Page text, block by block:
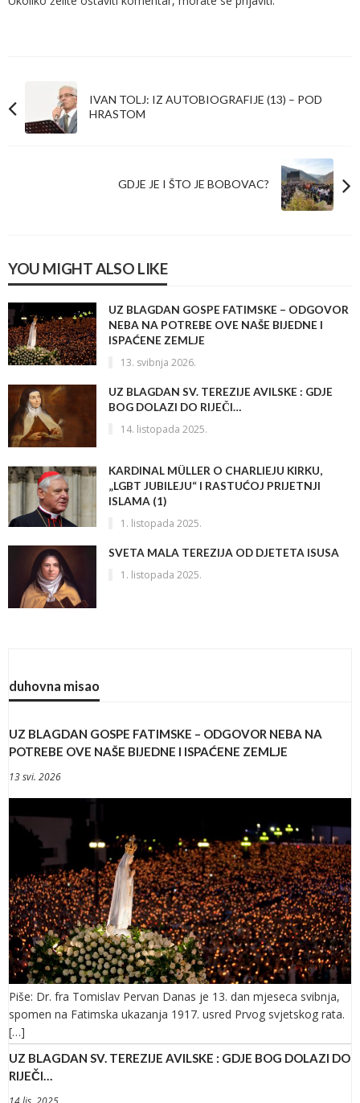
IVAN TOLJ: IZ AUTOBIOGRAFIJE (13) – POD
HRASTOM
GDJE JE I ŠTO JE BOBOVAC?
YOU MIGHT ALSO LIKE
UZ BLAGDAN GOSPE FATIMSKE – ODGOVOR
NEBA NA POTREBE OVE NAŠE BIJEDNE I
ISPAĆENE ZEMLJE
13. svibnja 2026.
UZ BLAGDAN SV. TEREZIJE AVILSKE : GDJE
BOG DOLAZI DO RIJEČI…
14. listopada 2025.
KARDINAL MÜLLER O CHARLIEJU KIRKU,
„LGBT JUBILEJU“ I RASTUĆOJ PRIJETNJI
ISLAMA (1)
1. listopada 2025.
SVETA MALA TEREZIJA OD DJETETA ISUSA
1. listopada 2025.
duhovna misao
UZ BLAGDAN GOSPE FATIMSKE – ODGOVOR NEBA NA
POTREBE OVE NAŠE BIJEDNE I ISPAĆENE ZEMLJE
13 svi. 2026
Piše: Dr. fra Tomislav Pervan Danas je 13. dan mjeseca svibnja,
spomen na Fatimska ukazanja 1917. usred Prvog svjetskog rata.
[…]
UZ BLAGDAN SV. TEREZIJE AVILSKE : GDJE BOG DOLAZI DO
RIJEČI…